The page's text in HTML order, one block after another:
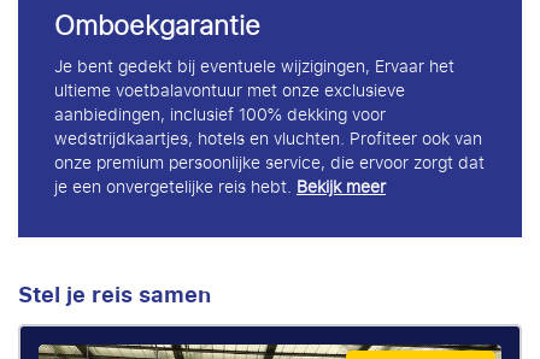
Omboekgarantie
Je bent gedekt bij eventuele wijzigingen, Ervaar het
ultieme voetbalavontuur met onze exclusieve
aanbiedingen, inclusief 100% dekking voor
wedstrijdkaartjes, hotels en vluchten. Profiteer ook van
onze premium persoonlijke service, die ervoor zorgt dat
je een onvergetelijke reis hebt.Bekijk meer
Stel je reis samen